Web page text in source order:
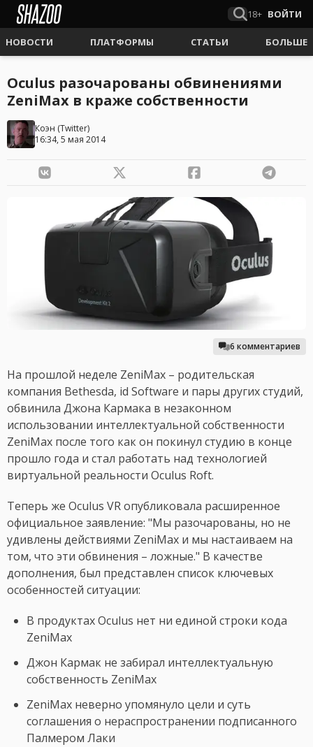
18+ ВОЙТИ
НОВОСТИ ПЛАТФОРМЫ СТАТЬИ БОЛЬШЕ
Oculus разочарованы обвинениями
ZeniMax в краже собственности
Коэн (Twitter)
16:34, 5 мая 2014
6 комментариев
На прошлой неделе ZeniMax – родительская
компания Bethesda, id Software и пары других студий,
обвинила Джона Кармака в незаконном
использовании интеллектуальной собственности
ZeniMax после того как он покинул студию в конце
прошло года и стал работать над технологией
виртуальной реальности Oculus Roft.
Теперь же Oculus VR опубликовала расширенное
официальное заявление: "Мы разочарованы, но не
удивлены действиями ZeniMax и мы настаиваем на
том, что эти обвинения – ложные." В качестве
дополнения, был представлен список ключевых
особенностей ситуации:
В продуктах Oculus нет ни единой строки кода
ZeniMax
Джон Кармак не забирал интеллектуальную
собственность ZeniMax
ZeniMax неверно упомянуло цели и суть
соглашения о нераспространении подписанного
Палмером Лаки